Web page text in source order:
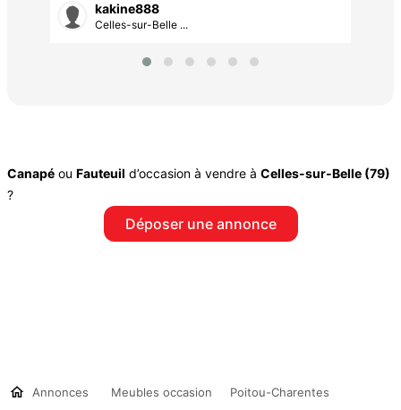
kakine888
Celles-sur-Belle ...
Canapé ou Fauteuil d’occasion à vendre à Celles-sur-Belle (79)
?
Déposer une annonce
Annonces Meubles occasion
Poitou-Charentes